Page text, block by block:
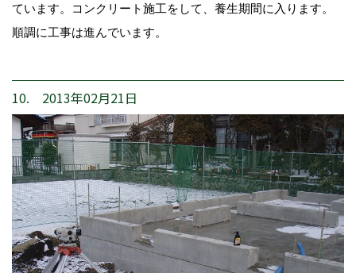
ています。コンクリート施工をして、養生期間に入ります。
順調に工事は進んでいます。
10. 2013年02月21日